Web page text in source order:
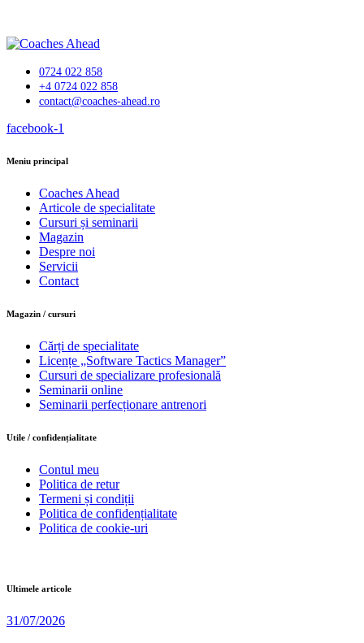
0724 022 858
+4 0724 022 858
contact@coaches-ahead.ro
facebook-1
Meniu principal
Coaches Ahead
Articole de specialitate
Cursuri și seminarii
Magazin
Despre noi
Servicii
Contact
Magazin / cursuri
Cărți de specialitate
Licențe „Software Tactics Manager”
Cursuri de specializare profesională
Seminarii online
Seminarii perfecționare antrenori
Utile / confidențialitate
Contul meu
Politica de retur
Termeni și condiții
Politica de confidențialitate
Politica de cookie-uri
Ultimele articole
31/07/2026